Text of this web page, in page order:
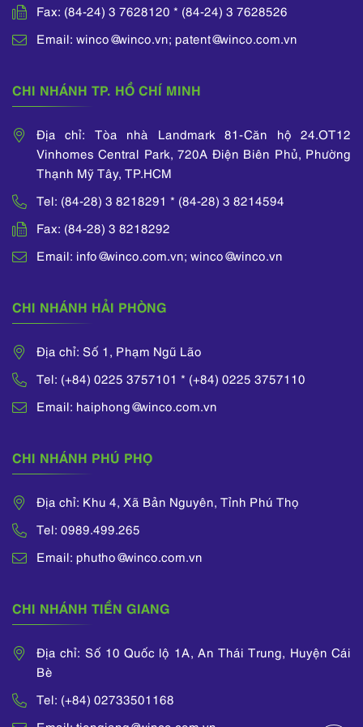
Fax: (84-24) 3 7628120 * (84-24) 3 7628526
Email: winco@winco.vn; patent@winco.com.vn
CHI NHÁNH TP. HỒ CHÍ MINH
Địa chỉ: Tòa nhà Landmark 81-Căn hộ 24.OT12
Vinhomes Central Park, 720A Điện Biên Phủ, Phường
Thạnh Mỹ Tây, TP.HCM
Tel: (84-28) 3 8218291 * (84-28) 3 8214594
Fax: (84-28) 3 8218292
Email: info@winco.com.vn; winco@winco.vn
CHI NHÁNH HẢI PHÒNG
Địa chỉ: Số 1, Phạm Ngũ Lão
Tel: (+84) 0225 3757101 * (+84) 0225 3757110
Email: haiphong@winco.com.vn
CHI NHÁNH PHÚ PHỌ
Địa chỉ: Khu 4, Xã Bản Nguyên, Tỉnh Phú Thọ
Tel: 0989.499.265
Email: phutho@winco.com.vn
CHI NHÁNH TIỀN GIANG
Địa chỉ: Số 10 Quốc lộ 1A, An Thái Trung, Huyện Cái
Bè
Tel: (+84) 02733501168